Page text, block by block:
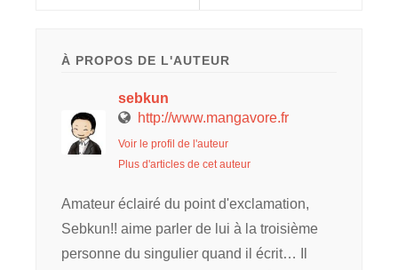
À PROPOS DE L'AUTEUR
sebkun
http://www.mangavore.fr
Voir le profil de l'auteur
Plus d'articles de cet auteur
Amateur éclairé du point d'exclamation,
Sebkun!! aime parler de lui à la troisième
personne du singulier quand il écrit… Il